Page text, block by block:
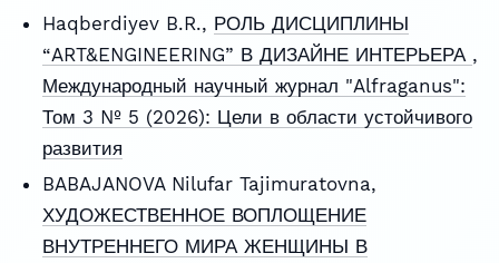
Haqberdiyev B.R., РОЛЬ ДИСЦИПЛИНЫ
“ART&ENGINEERING” В ДИЗАЙНЕ ИНТЕРЬЕРА ,
Международный научный журнал "Alfraganus":
Том 3 № 5 (2026): Цели в области устойчивого
развития
BABAJANOVA Nilufar Tajimuratovna,
ХУДОЖЕСТВЕННОЕ ВОПЛОЩЕНИЕ
ВНУТРЕННЕГО МИРА ЖЕНЩИНЫ В